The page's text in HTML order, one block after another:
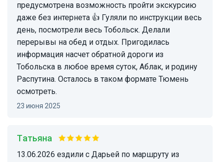
предусмотрена возможность пройти экскурсию
даже без интернета 👍 Гуляли по инструкции весь
день, посмотрели весь Тобольск. Делали
перерывы на обед и отдых. Пригодилась
информация насчет обратной дороги из
Тобольска в любое время суток, Аблак, и родину
Распутина. Осталось в таком формате Тюмень
осмотреть.
23 июня 2025
Татьяна
13.06.2026 ездили с Дарьей по маршруту из